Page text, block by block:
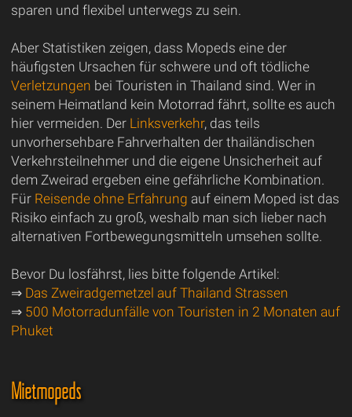
sparen und flexibel unterwegs zu sein.
Aber Statistiken zeigen, dass Mopeds eine der
häufigsten Ursachen für schwere und oft tödliche
Verletzungen bei Touristen in Thailand sind. Wer in
seinem Heimatland kein Motorrad fährt, sollte es auch
hier vermeiden. Der Linksverkehr, das teils
unvorhersehbare Fahrverhalten der thailändischen
Verkehrsteilnehmer und die eigene Unsicherheit auf
dem Zweirad ergeben eine gefährliche Kombination.
Für Reisende ohne Erfahrung auf einem Moped ist das
Risiko einfach zu groß, weshalb man sich lieber nach
alternativen Fortbewegungsmitteln umsehen sollte.
Bevor Du losfährst, lies bitte folgende Artikel:
⇒ Das Zweiradgemetzel auf Thailand Strassen
⇒ 500 Motorradunfälle von Touristen in 2 Monaten auf
Phuket
Mietmopeds